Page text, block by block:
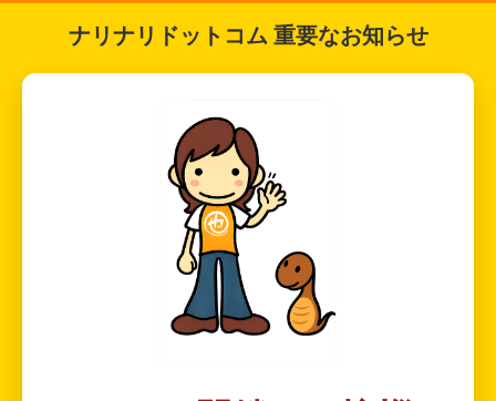
ナリナリドットコム 重要なお知らせ